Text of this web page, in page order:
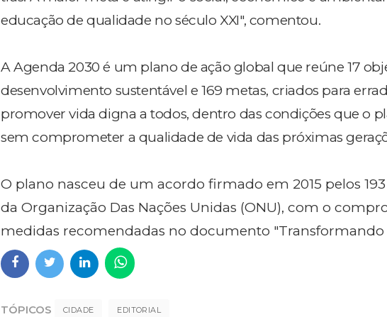
educação de qualidade no século XXI", comentou.
A Agenda 2030 é um plano de ação global que reúne 17
desenvolvimento sustentável e 169 metas, criados para
promover vida digna a todos, dentro das condições que o
sem comprometer a qualidade de vida das próximas
O plano nasceu de um acordo firmado em 2015 pelos
da Organização Das Nações Unidas (ONU), com o
medidas recomendadas no documento "Transformando
TÓPICOS CIDADE EDITORIAL